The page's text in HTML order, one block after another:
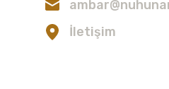
İletişim